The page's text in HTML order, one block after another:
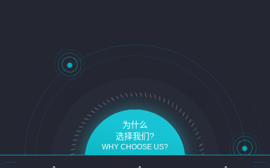
为什么
选择我们?
WHY CHOOSE US?